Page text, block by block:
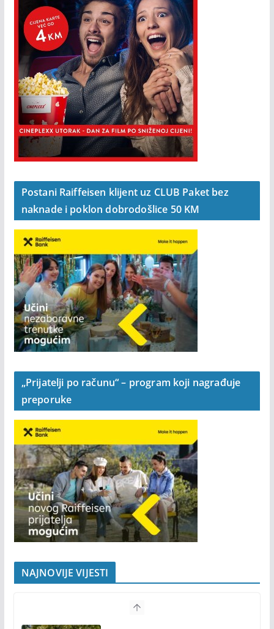
Cineplexx Palas – repertoar
Postani Raiffeisen klijent uz CLUB Paket bez
naknade i poklon dobrodošlice 50 KM
„Prijatelji po računu“ – program koji nagrađuje
preporuke